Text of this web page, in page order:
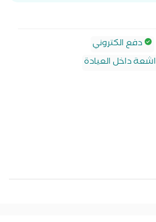
دفع الكتروني
اشعة داخل العيادة